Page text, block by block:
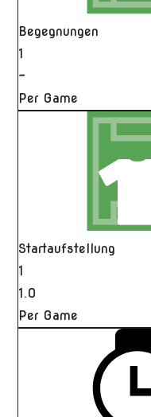
Begegnungen
1
-
Per Game
Startaufstellung
1
1.0
Per Game